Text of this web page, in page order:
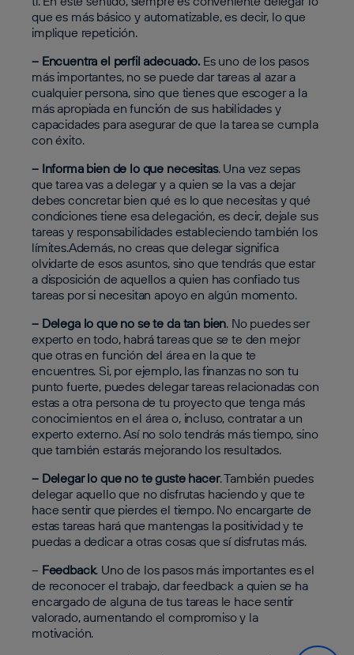
que es más básico y automatizable, es decir, lo que
implique repetición.
– Encuentra el perfil adecuado. Es uno de los pasos
más importantes, no se puede dar tareas al azar a
cualquier persona, sino que tienes que escoger a la
más apropiada en función de sus habilidades y
capacidades para asegurar de que la tarea se cumpla
con éxito.
– Informa bien de lo que necesitas. Una vez sepas
que tarea vas a delegar y a quien se la vas a dejar
debes concretar bien qué es lo que necesitas y qué
condiciones tiene esa delegación, es decir, dejale sus
tareas y responsabilidades estableciendo también los
límites.Además, no creas que delegar significa
olvidarte de esos asuntos, sino que tendrás que estar
a disposición de aquellos a quien has confiado tus
tareas por si necesitan apoyo en algún momento.
– Delega lo que no se te da tan bien. No puedes ser
experto en todo, habrá tareas que se te den mejor
que otras en función del área en la que te
encuentres. Si, por ejemplo, las finanzas no son tu
punto fuerte, puedes delegar tareas relacionadas con
estas a otra persona de tu proyecto que tenga más
conocimientos en el área o, incluso, contratar a un
experto externo. Así no solo tendrás más tiempo, sino
que también estarás mejorando los resultados.
– Delegar lo que no te guste hacer. También puedes
delegar aquello que no disfrutas haciendo y que te
hace sentir que pierdes el tiempo. No encargarte de
estas tareas hará que mantengas la positividad y te
puedas a dedicar a otras cosas que sí disfrutas más.
– Feedback. Uno de los pasos más importantes es el
de reconocer el trabajo, dar feedback a quien se ha
encargado de alguna de tus tareas le hace sentir
valorado, aumentando el compromiso y la
motivación.